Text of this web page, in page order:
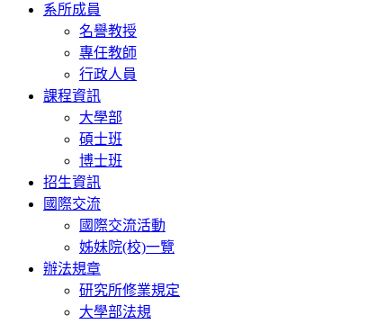
系所成員
名譽教授
專任教師
行政人員
課程資訊
大學部
碩士班
博士班
招生資訊
國際交流
國際交流活動
姊妹院(校)一覽
辦法規章
研究所修業規定
大學部法規